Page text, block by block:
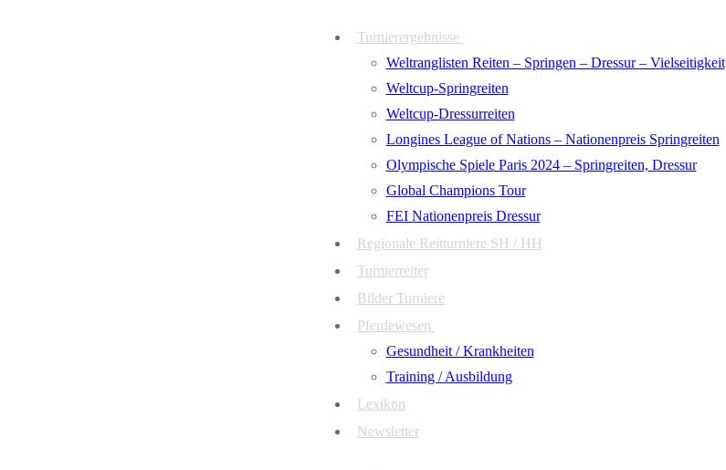
Turnierergebnisse
Weltranglisten Reiten – Springen – Dressur – Vielseitigkeit
Weltcup-Springreiten
Weltcup-Dressurreiten
Longines League of Nations – Nationenpreis Springreiten
Olympische Spiele Paris 2024 – Springreiten, Dressur
Global Champions Tour
FEI Nationenpreis Dressur
Regionale Reitturniere SH / HH
Turnierreiter
Bilder Turniere
Pferdewesen
Gesundheit / Krankheiten
Training / Ausbildung
Lexikon
Newsletter